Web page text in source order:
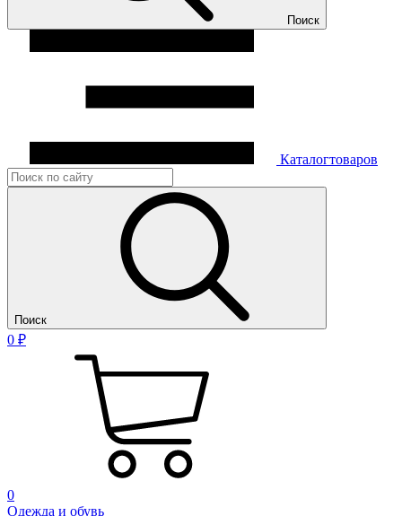
Поиск
Каталогтоваров
Поиск
0 ₽
0
Одежда и обувь